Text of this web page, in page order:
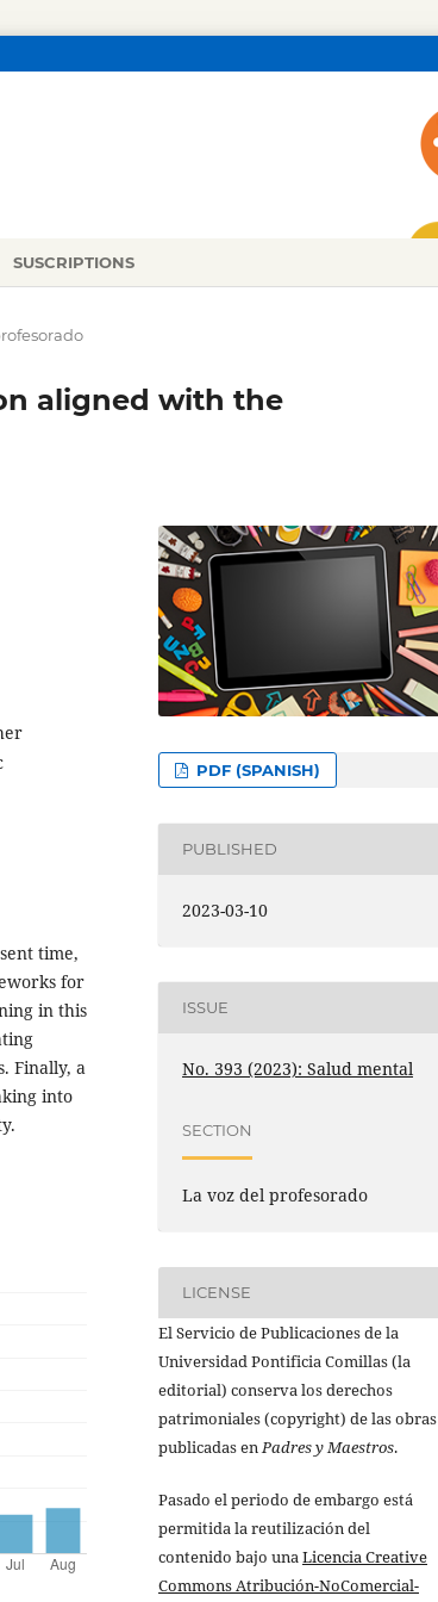
SUSCRIPTIONS
aligned with the
time,
for
in this
Finally, a
into
PDF (SPANISH)
PUBLISHED
2023-03-10
ISSUE
No. 393 (2023): Salud mental
SECTION
La voz del profesorado
LICENSE
El Servicio de Publicaciones de la
Universidad Pontificia Comillas (la
editorial) conserva los derechos
patrimoniales (copyright) de las obras
publicadas enPadres y Maestros.
Pasado el periodo de embargo está
permitida la reutilización del
contenido bajo unaLicencia Creative
Commons Atribución-NoComercial-